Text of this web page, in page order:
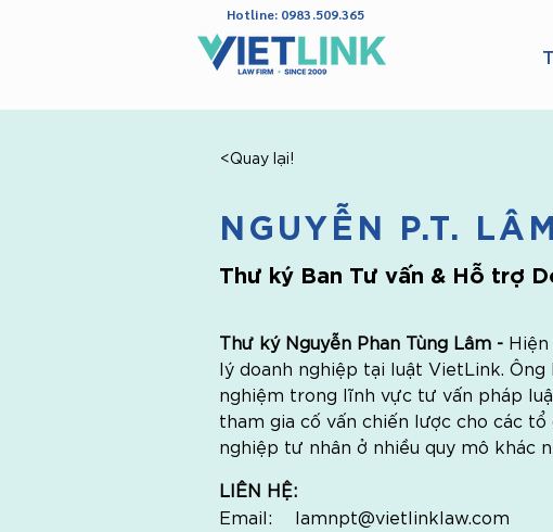
Hotline: 0983.509.365
<Quay lại!
NGUYỄN P.T. LÂM
Thư ký Ban Tư vấn & Hỗ trợ
Thư ký Nguyễn Phan Tùng Lâm -
lý doanh nghiệp tại luật VietLink. Ông
nghiệm trong lĩnh vực tư vấn pháp
tham gia cố vấn chiến lược cho các
nghiệp tư nhân ở nhiều quy mô khác
LIÊN HỆ:
Email:
lamnpt@vietlinklaw.com